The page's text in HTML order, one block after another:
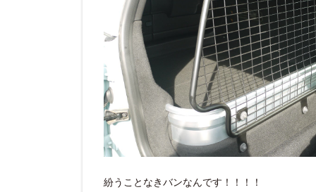
紛うことなきバンなんです！！！！